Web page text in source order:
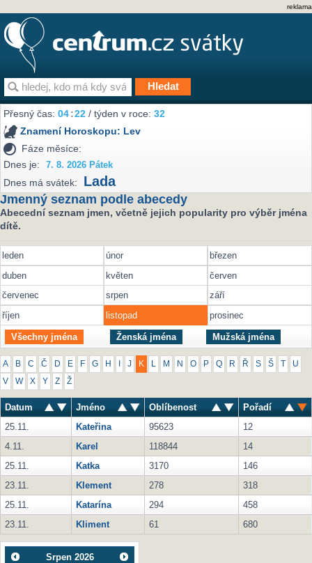
reklama
Přesný čas:04:22 / týden v roce:32
Znamení Horoskopu: Lev
Fáze měsíce:
Dnes je:
7. 8. 2026 Pátek
Dnes má svátek: Lada
Jmenný seznam podle abecedy
Abecední seznam jmen, včetně jejich popularity pro výběr jména
dítě.
leden únor
březen
duben
květen
červen
červenec
srpen
září
říjen
listopad prosinec
Všechny jména Ženská jména Mužská jména
A B C Č D E F G H J K M N O P Q R Ř S Š U
V W X Y Z Ž
Datum Jméno Oblíbenost
Pořadí
25.11.
Kateřina 95623
12
4.11.
Karel 118844
14
25.11.
Katka 3170
146
23.11.
Klement 278
318
25.11.
Katarína 294
458
23.11.
Kliment 61 680
Srpen 2026